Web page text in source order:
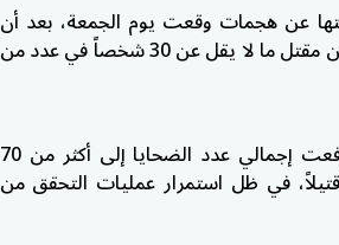
عن هجمات وقعت يوم الجمعة، بعد أن
كانت قد شنت هجمات سابقة يوم الأربعاء أسفرت عن مقتل ما لا يقل عن 30 شخصاً في عدد من
ووفق مسؤولين محليين، فإن الهجمات المتتالية رفعت إجمالي عدد الضحايا إلى أكثر من 70
قتيلاً، بينما قدّرت مصادر أخرى الحصيلة بنحو 80 قتيلاً، في ظل استمرار عمليات التحقق من